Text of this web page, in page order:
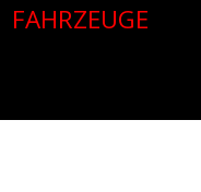
FAHRZEUGE